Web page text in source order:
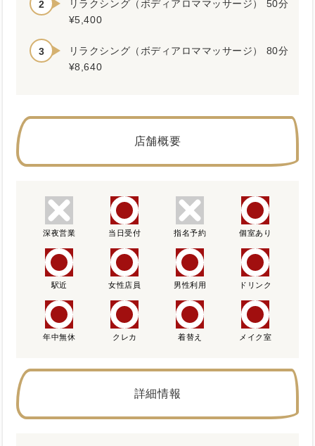
リラクシング（ボディアロママッサージ） 50分
¥5,400
リラクシング（ボディアロママッサージ） 80分
¥8,640
店舗概要
深夜営業 当日受付 指名予約 個室あり
駅近 女性店員 男性利用 ドリンク
年中無休 クレカ 着替え メイク室
詳細情報